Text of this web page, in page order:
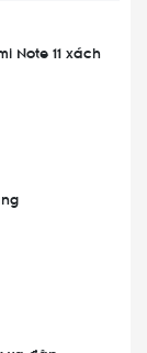
Note 11 xách